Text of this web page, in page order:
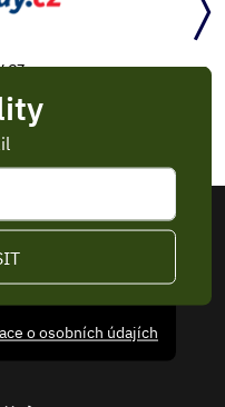
o osobních údajích